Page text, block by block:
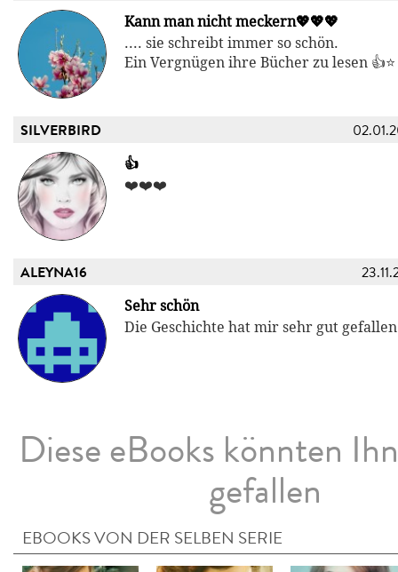
Kann man nicht meckern💖💖💖
.... sie schreibt immer so schön.
Ein Vergnügen ihre Bücher zu lesen 👍⭐
SILVERBIRD
👍
❤️❤️❤️
ALEYNA16
Sehr schön
Die Geschichte hat mir sehr gut
Diese eBooks könnten
gefallen
EBOOKS VON DER SELBEN SERIE